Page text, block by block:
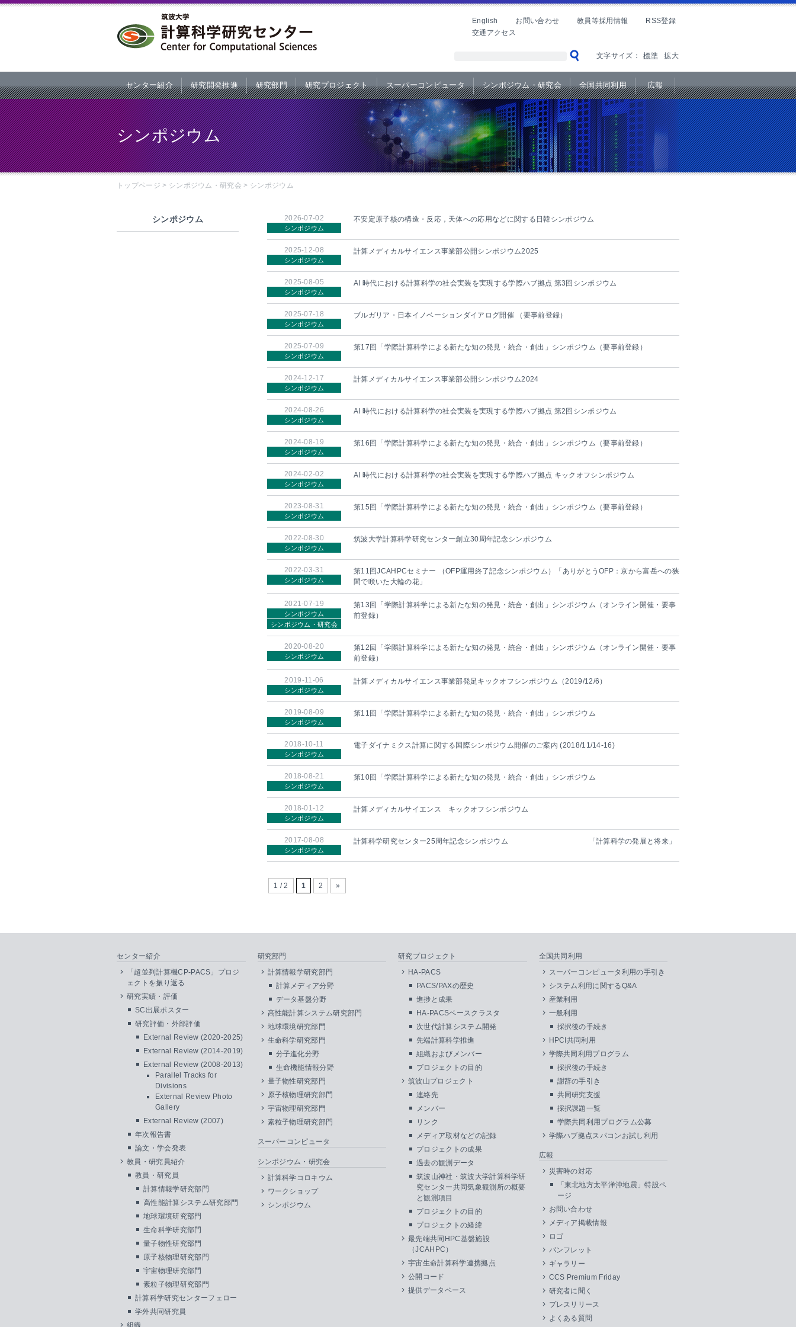
本文へ
English お問い合わせ 教員等採用情報
RSS登録
交通アクセス
文字サイズ： 標準 拡大
センター紹介 研究開発推進 研究部門 研究プロジェクト スーパーコンピュータ シンポジウム・研究会 全国共同利用 広報
シンポジウム
トップページ > シンポジウム・研究会 > シンポジウム
シンポジウム 2026-07-02
シンポジウム
不安定原子核の構造・反応，天体への応用などに関する日韓シンポジウム
2025-12-08
シンポジウム
計算メディカルサイエンス事業部公開シンポジウム2025
2025-08-05
シンポジウム
AI 時代における計算科学の社会実装を実現する学際ハブ拠点 第3回シンポジウム
2025-07-18
シンポジウム
ブルガリア・日本イノベーションダイアログ開催 （要事前登録）
2025-07-09
シンポジウム
第17回「学際計算科学による新たな知の発見・統合・創出」シンポジウム（要事前登録）
2024-12-17
シンポジウム
計算メディカルサイエンス事業部公開シンポジウム2024
2024-08-26
シンポジウム
AI 時代における計算科学の社会実装を実現する学際ハブ拠点 第2回シンポジウム
2024-08-19
シンポジウム
第16回「学際計算科学による新たな知の発見・統合・創出」シンポジウム（要事前登録）
2024-02-02
シンポジウム
AI 時代における計算科学の社会実装を実現する学際ハブ拠点 キックオフシンポジウム
2023-08-31
シンポジウム
第15回「学際計算科学による新たな知の発見・統合・創出」シンポジウム（要事前登録）
2022-08-30
シンポジウム
筑波大学計算科学研究センター創立30周年記念シンポジウム
2022-03-31
シンポジウム
第11回JCAHPCセミナー （OFP運用終了記念シンポジウム）「ありがとうOFP：京から富岳への狭
間で咲いた大輪の花」
2021-07-19
シンポジウム
シンポジウム・研究会
第13回「学際計算科学による新たな知の発見・統合・創出」シンポジウム（オンライン開催・要事
前登録）
2020-08-20
シンポジウム
第12回「学際計算科学による新たな知の発見・統合・創出」シンポジウム（オンライン開催・要事
前登録）
2019-11-06
シンポジウム
計算メディカルサイエンス事業部発足キックオフシンポジウム（2019/12/6）
2019-08-09
シンポジウム
第11回「学際計算科学による新たな知の発見・統合・創出」シンポジウム
2018-10-11
シンポジウム
電子ダイナミクス計算に関する国際シンポジウム開催のご案内 (2018/11/14-16)
2018-08-21
シンポジウム
第10回「学際計算科学による新たな知の発見・統合・創出」シンポジウム
2018-01-12
シンポジウム
計算メディカルサイエンス キックオフシンポジウム
2017-08-08
シンポジウム
計算科学研究センター25周年記念シンポジウム 「計算科学の発展と将来」
1 / 2 1 2 »
センター紹介
「超並列計算機CP-PACS」プロジ
ェクトを振り返る
研究実績・評価
SC出展ポスター
研究評価・外部評価
External Review (2020-2025)
External Review (2014-2019)
External Review (2008-2013)
Parallel Tracks for
Divisions
External Review Photo
Gallery
External Review (2007)
年次報告書
論文・学会発表
教員・研究員紹介
教員・研究員
計算情報学研究部門
高性能計算システム研究部門
地球環境研究部門
生命科学研究部門
量子物性研究部門
原子核物理研究部門
宇宙物理研究部門
素粒子物理研究部門
計算科学研究センターフェロー
学外共同研究員
組織
研究部門
計算情報学研究部門
計算メディア分野
データ基盤分野
高性能計算システム研究部門
地球環境研究部門
生命科学研究部門
分子進化分野
生命機能情報分野
量子物性研究部門
原子核物理研究部門
宇宙物理研究部門
素粒子物理研究部門
スーパーコンピュータ
シンポジウム・研究会
計算科学コロキウム
ワークショップ
シンポジウム
研究プロジェクト
HA-PACS
PACS/PAXの歴史
進捗と成果
HA-PACSベースクラスタ
次世代計算システム開発
先端計算科学推進
組織およびメンバー
プロジェクトの目的
筑波山プロジェクト
連絡先
メンバー
リンク
メディア取材などの記録
プロジェクトの成果
過去の観測データ
筑波山神社・筑波大学計算科学研
究センター共同気象観測所の概要
と観測項目
プロジェクトの目的
プロジェクトの経緯
最先端共同HPC基盤施設
（JCAHPC）
宇宙生命計算科学連携拠点
公開コード
提供データベース
全国共同利用
スーパーコンピュータ利用の手引き
システム利用に関するQ&A
産業利用
一般利用
採択後の手続き
HPCI共同利用
学際共同利用プログラム
採択後の手続き
謝辞の手引き
共同研究支援
採択課題一覧
学際共同利用プログラム公募
学際ハブ拠点スパコンお試し利用
広報
災害時の対応
「東北地方太平洋沖地震」特設ペ
ージ
お問い合わせ
メディア掲載情報
ロゴ
パンフレット
ギャラリー
CCS Premium Friday
研究者に聞く
プレスリリース
よくある質問